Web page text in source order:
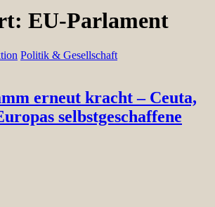
EU-Parlament
Politik & Gesellschaft
erneut kracht – Ceuta,
selbstgeschaffene